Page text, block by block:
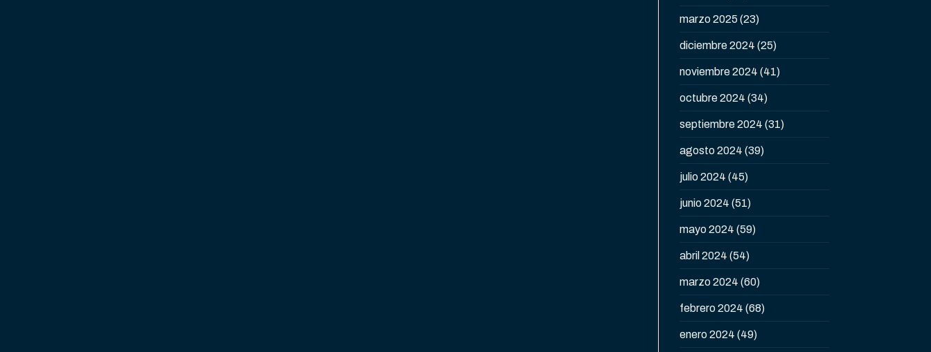
marzo 2025 (23)
diciembre 2024 (25)
noviembre 2024 (41)
octubre 2024 (34)
septiembre 2024 (31)
agosto 2024 (39)
julio 2024 (45)
junio 2024 (51)
mayo 2024 (59)
abril 2024 (54)
marzo 2024 (60)
febrero 2024 (68)
enero 2024 (49)